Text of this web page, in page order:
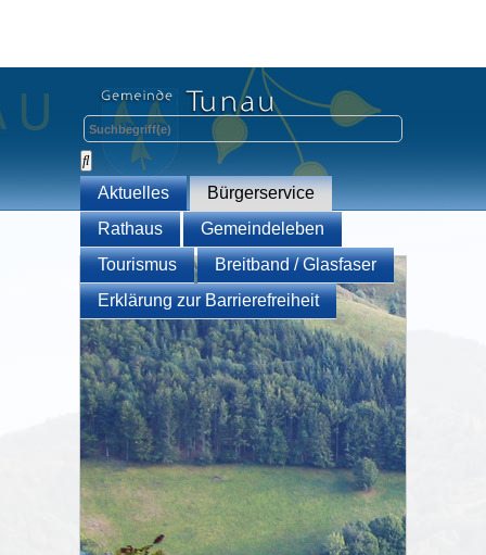
Aktuelles
Bürgerservice
Rathaus
Gemeindeleben
Tourismus
Breitband / Glasfaser
Erklärung zur Barrierefreiheit